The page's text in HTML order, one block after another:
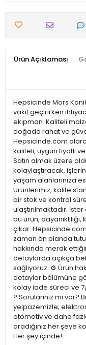
Ürün Açıklaması
Hepsicinde Mors
vakit geçirirken
ekipman. Kaliteli
doğada rahat ve
Hepsicinde.com
kaliteli, uygun fiyatlı
Satın almak üzere
kolaylaştıracak,
yaşam alanlarınıza
Ürünlerimiz, kalite
bir stok ve kontrol
ulaştırılmaktadır.
bu ürün, dayanıklılığı,
çıkar.
zaman ön planda
hakkında merak
detaylarda açıkça
sağlıyoruz. ⚙️ Ürün
detaylar bölümüne
kolay iade süreci ve
? Sorularınız mı
yelpazemizle;
otomotiv ve daha
aradığınız her şeye
Her şey içinde!